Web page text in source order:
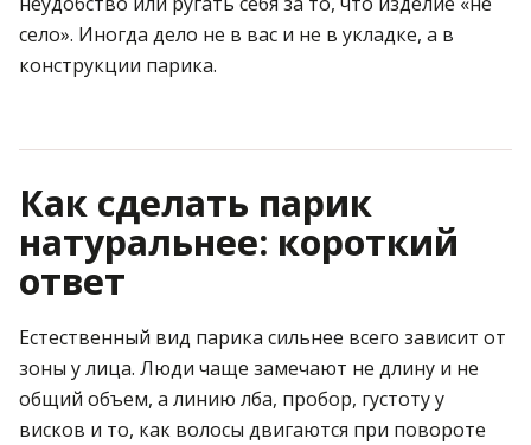
село». Иногда дело не в вас и не в укладке, а в
конструкции парика.
Как сделать парик
натуральнее: короткий
ответ
Естественный вид парика сильнее всего зависит от
зоны у лица. Люди чаще замечают не длину и не
общий объем, а линию лба, пробор, густоту у
висков и то, как волосы двигаются при повороте